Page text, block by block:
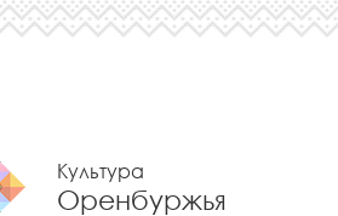
Культура
Оренбуржья